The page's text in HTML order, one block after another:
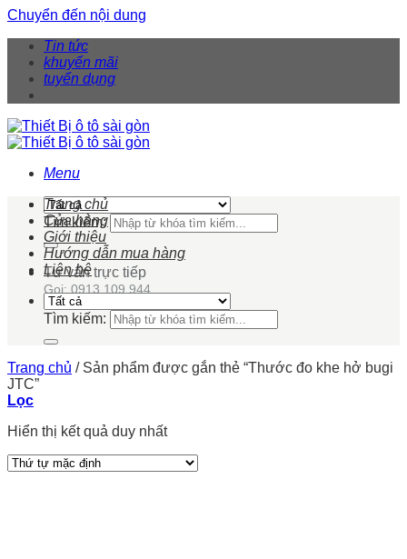
Chuyển đến nội dung
Tin tức
khuyến mãi
tuyển dụng
Menu
Tìm kiếm:
Tư vấn trực tiếp
Gọi: 0913 109 944
Trang chủ
Cửa hàng
Giới thiệu
Hướng dẫn mua hàng
Liên hệ
Tìm kiếm:
Trang chủ /Sản phẩm được gắn thẻ “Thước đo khe hở bugi
JTC”
Lọc
Hiển thị kết quả duy nhất